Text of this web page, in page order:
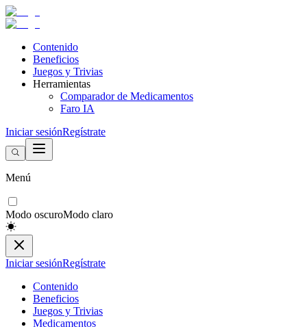
Contenido
Beneficios
Juegos y Trivias
Herramientas
Comparador de Medicamentos
Faro IA
Iniciar sesiónRegístrate
Menú
Modo oscuroModo claro
Iniciar sesiónRegístrate
Contenido
Beneficios
Juegos y Trivias
Medicamentos